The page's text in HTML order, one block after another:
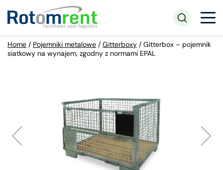
Home / Pojemniki metalowe / Gitterboxy / Gitterbox – pojemnik
siatkowy na wynajem, zgodny z normami EPAL